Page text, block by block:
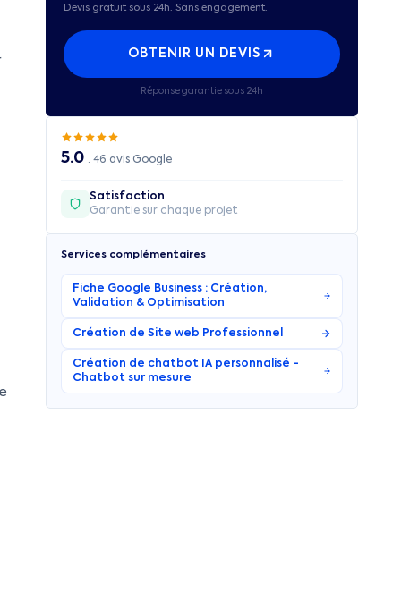
Devis gratuit sous 24h. Sans engagement.
OBTENIR UN DEVIS
Réponse garantie sous 24h
5.0 · 46 avis Google
Satisfaction
Garantie sur chaque projet
Services complémentaires
Fiche Google Business : Création,
Validation & Optimisation
Création de Site web Professionnel
Création de chatbot IA personnalisé -
Chatbot sur mesure